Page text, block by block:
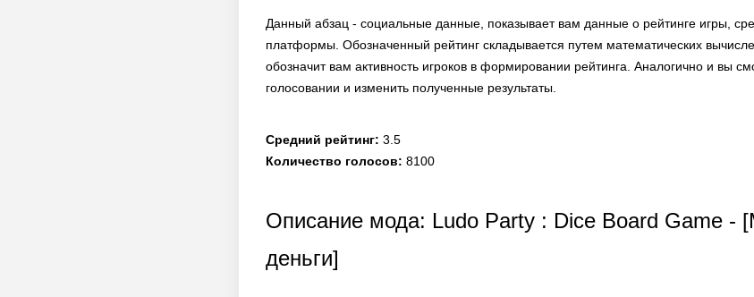
Данный абзац - социальные данные, показывает вам данные о рейтинге игры,
платформы. Обозначенный рейтинг складывается путем математических
обозначит вам активность игроков в формировании рейтинга. Аналогично и вы
голосовании и изменить полученные результаты.
Средний рейтинг: 3.5
Количество голосов: 8100
Описание мода: Ludo Party : Dice Board Game -
деньги]